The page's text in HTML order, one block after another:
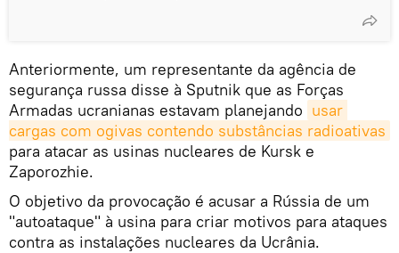
Anteriormente, um representante da agência de
segurança russa disse à Sputnik que as Forças
Armadas ucranianas estavam planejando usar
cargas com ogivas contendo substâncias radioativas
para atacar as usinas nucleares de Kursk e
Zaporozhie.
O objetivo da provocação é acusar a Rússia de um
"autoataque" à usina para criar motivos para ataques
contra as instalações nucleares da Ucrânia.